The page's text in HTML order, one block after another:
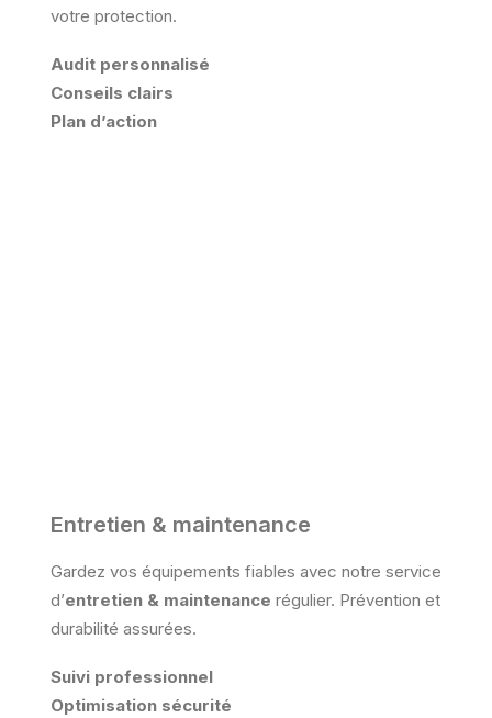
votre protection.
Audit personnalisé
Conseils clairs
Plan d’action
Entretien & maintenance
Gardez vos équipements fiables avec notre service
d’entretien & maintenance régulier. Prévention et
durabilité assurées.
Suivi professionnel
Optimisation sécurité